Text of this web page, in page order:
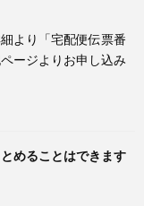
より「宅配便伝票番
ージよりお申し込み
めることはできます